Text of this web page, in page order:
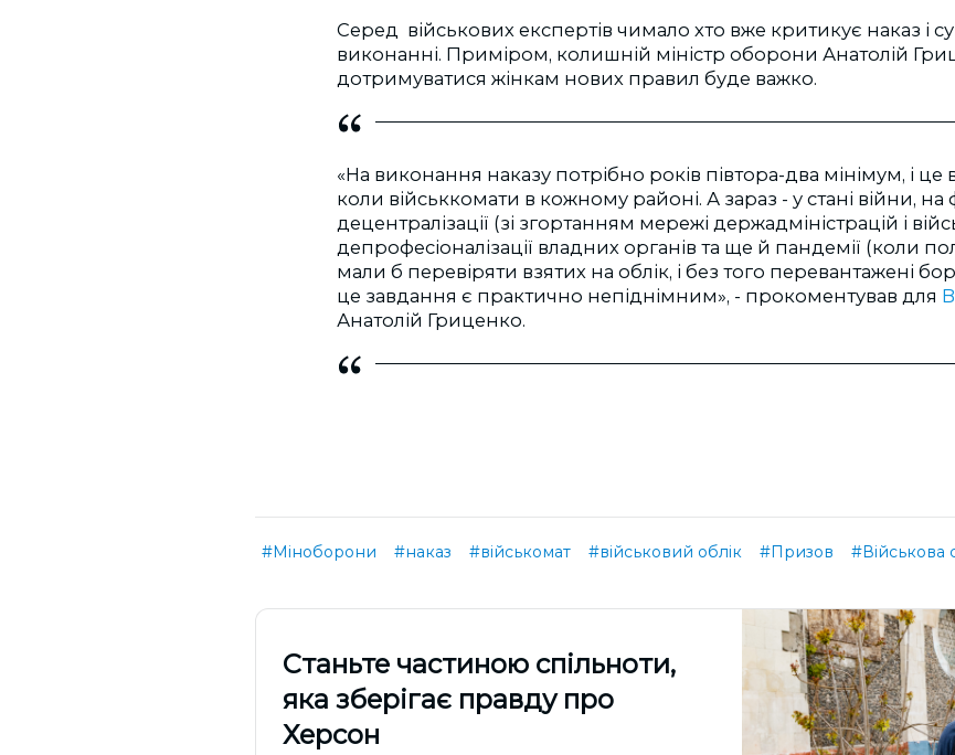
Серед військових експертів чимало хто вже критикує наказ і
виконанні. Приміром, колишній міністр оборони Анатолій
дотримуватися жінкам нових правил буде важко.
«На виконання наказу потрібно років півтора-два мінімум, і це
коли військкомати в кожному районі. А зараз - у стані війни, на
децентралізації (зі згортанням мережі держадміністрацій і
депрофесіоналізації владних органів та ще й пандемії (коли
мали б перевіряти взятих на облік, і без того перевантажені
це завдання є практично непіднімним», - прокоментував для
Анатолій Гриценко.
#Міноборони #наказ #військомат #військовий облік #Призов #Військова
Cтаньте частиною спільноти,
яка зберігає правду про
Херсон